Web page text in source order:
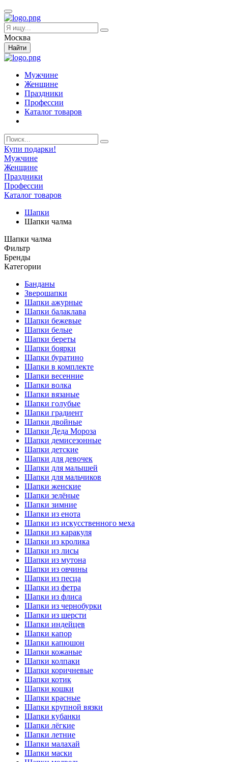
Москва
Найти
Мужчине
Женщине
Праздники
Профессии
Каталог товаров
Купи подарки!
Мужчине
Женщине
Праздники
Профессии
Каталог товаров
Шапки
Шапки чалма
Шапки чалма
Фильтр
Бренды
Категории
Банданы
Зверошапки
Шапки ажурные
Шапки балаклава
Шапки бежевые
Шапки белые
Шапки береты
Шапки боярки
Шапки буратино
Шапки в комплекте
Шапки весенние
Шапки волка
Шапки вязаные
Шапки голубые
Шапки градиент
Шапки двойные
Шапки Деда Мороза
Шапки демисезонные
Шапки детские
Шапки для девочек
Шапки для малышей
Шапки для мальчиков
Шапки женские
Шапки зелёные
Шапки зимние
Шапки из енота
Шапки из искусственного меха
Шапки из каракуля
Шапки из кролика
Шапки из лисы
Шапки из мутона
Шапки из овчины
Шапки из песца
Шапки из фетра
Шапки из флиса
Шапки из чернобурки
Шапки из шерсти
Шапки индейцев
Шапки капор
Шапки капюшон
Шапки кожаные
Шапки колпаки
Шапки коричневые
Шапки котик
Шапки кошки
Шапки красные
Шапки крупной вязки
Шапки кубанки
Шапки лёгкие
Шапки летние
Шапки малахай
Шапки маски